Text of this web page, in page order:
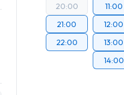
20:00
21:00
22:00
11:00
12:00
13:00
14:00